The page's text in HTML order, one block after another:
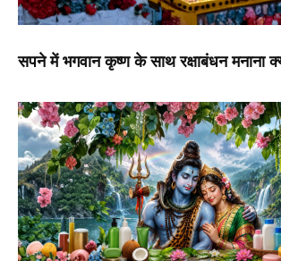
सपने में भगवान कृष्ण के साथ रक्षाबंधन मनाना